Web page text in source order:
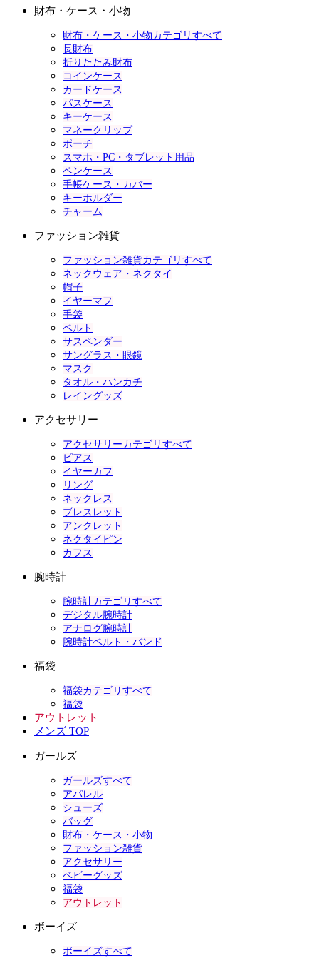
財布・ケース・小物
財布・ケース・小物カテゴリすべて
長財布
折りたたみ財布
コインケース
カードケース
パスケース
キーケース
マネークリップ
ポーチ
スマホ・PC・タブレット用品
ペンケース
手帳ケース・カバー
キーホルダー
チャーム
ファッション雑貨
ファッション雑貨カテゴリすべて
ネックウェア・ネクタイ
帽子
イヤーマフ
手袋
ベルト
サスペンダー
サングラス・眼鏡
マスク
タオル・ハンカチ
レイングッズ
アクセサリー
アクセサリーカテゴリすべて
ピアス
イヤーカフ
リング
ネックレス
ブレスレット
アンクレット
ネクタイピン
カフス
腕時計
腕時計カテゴリすべて
デジタル腕時計
アナログ腕時計
腕時計ベルト・バンド
福袋
福袋カテゴリすべて
福袋
アウトレット
メンズ TOP
ガールズ
ガールズすべて
アパレル
シューズ
バッグ
財布・ケース・小物
ファッション雑貨
アクセサリー
ベビーグッズ
福袋
アウトレット
ボーイズ
ボーイズすべて